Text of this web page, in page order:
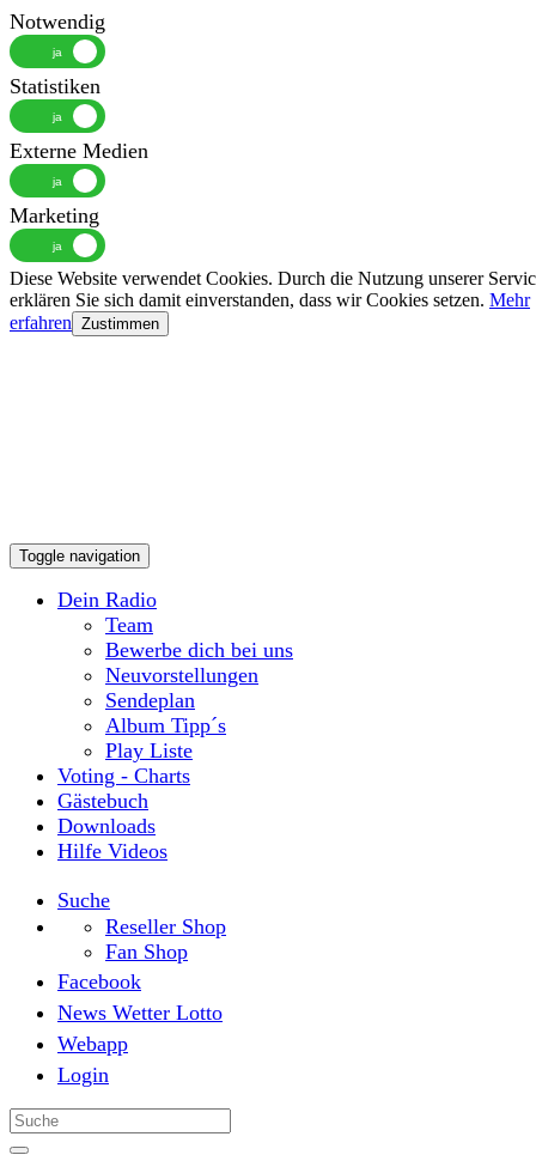
Notwendig
Statistiken
Externe Medien
Marketing
Diese Website verwendet Cookies. Durch die Nutzung unserer
erklären Sie sich damit einverstanden, dass wir Cookies setzen. Mehr
erfahren Zustimmen
Toggle navigation
Dein Radio
Team
Bewerbe dich bei uns
Neuvorstellungen
Sendeplan
Album Tipp´s
Play Liste
Voting - Charts
Gästebuch
Downloads
Hilfe Videos
Suche
Reseller Shop
Fan Shop
Facebook
News Wetter Lotto
Webapp
Login